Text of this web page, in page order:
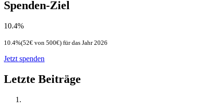
Spenden-Ziel
10.4%
10.4%(52€ von 500€) für das Jahr 2026
Jetzt spenden
Letzte Beiträge